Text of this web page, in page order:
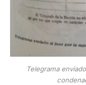
Telegrama